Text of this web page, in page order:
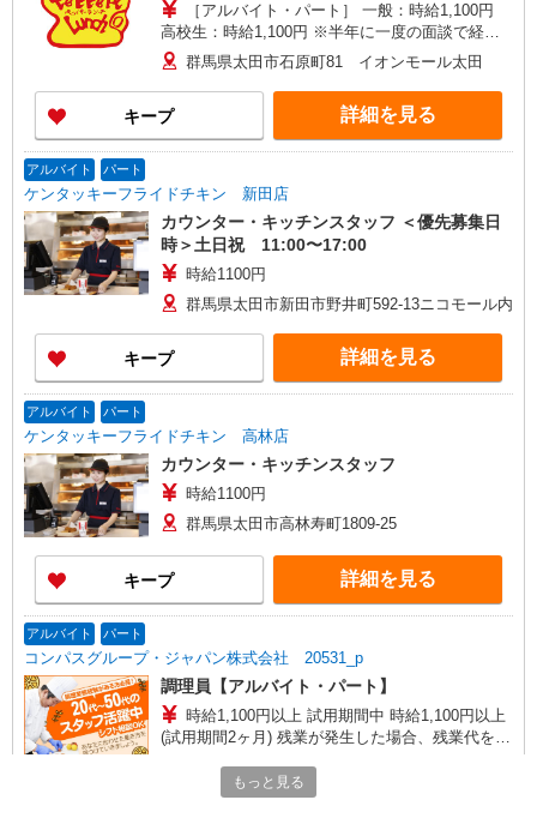
［アルバイト・パート］ 一般：時給1,100円
高校生：時給1,100円 ※半年に一度の面談で経
験・能力により10円〜150円の昇給有り！ 頑張り
に応じて最大50,000円の手当ても！
群馬県太田市石原町81 イオンモール太田
キープ 詳細を見る
アルバイト パート
ケンタッキーフライドチキン 新田店
カウンター・キッチンスタッフ ＜優先募集日
時＞土日祝 11:00〜17:00
時給1100円
群馬県太田市新田市野井町592-13ニコモール内
キープ 詳細を見る
アルバイト パート
ケンタッキーフライドチキン 高林店
カウンター・キッチンスタッフ
時給1100円
群馬県太田市高林寿町1809-25
キープ 詳細を見る
アルバイト パート
コンパスグループ・ジャパン株式会社 20531_p
調理員【アルバイト・パート】
時給1,100円以上 試用期間中 時給1,100円以上
(試用期間2ヶ月) 残業が発生した場合、残業代を1
王子製鉄 群馬工場店 （群馬県太田市新田反
町町120番地 内社員食堂1階）
もっと見る